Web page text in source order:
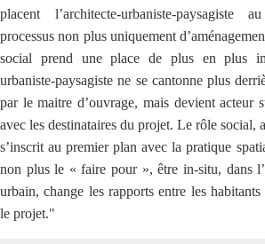
placent l’architecte-urbaniste-paysagiste
processus non plus uniquement
social prend une place de plus en plus
urbaniste-paysagiste ne se cantonne plus
par le maitre d’ouvrage, mais devient acteur
avec les destinataires du projet. Le rôle social,
s’inscrit au premier plan avec la pratique
non plus le « faire pour », être in-situ, dans
urbain, change les rapports entre les
le projet."